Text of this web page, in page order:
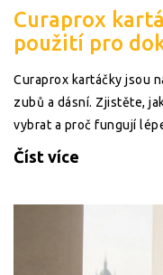
Curaprox
použití pro
Curaprox kartáčky jsou
zubů a dásní. Zjistěte,
vybrat a proč fungují
Číst více